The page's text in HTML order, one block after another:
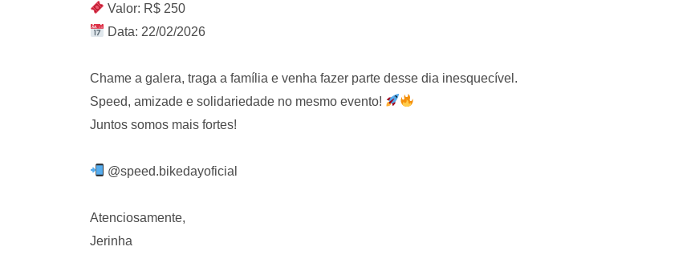
Valor: R$ 250
Data: 22/02/2026
Chame a galera, traga a família e venha fazer parte desse dia inesquecível.
Speed, amizade e solidariedade no mesmo evento!
Juntos somos mais fortes!
@speed.bikedayoficial
Atenciosamente,
Jerinha